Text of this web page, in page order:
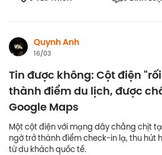
Quynh Anh
16/03
Tin được không: Cột điện
thành điểm du lịch, được
Google Maps
Một cột điện với mạng dây chằng chịt
ngờ trở thành điểm check-in lạ, thu hút
từ du khách quốc tế.